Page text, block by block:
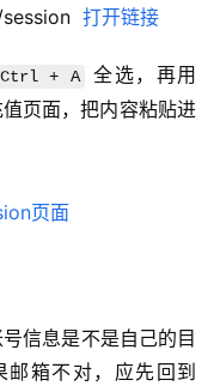
打开链接
Ctrl + A
页面，把内容粘贴进
信息是不是自己的目
箱不对，应先回到